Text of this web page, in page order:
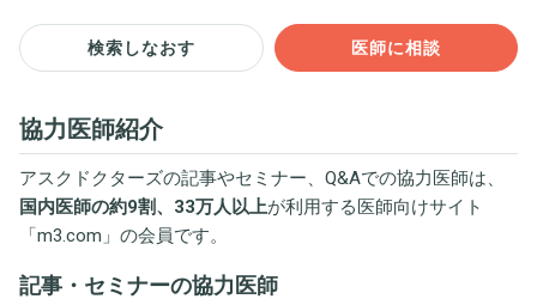
検索しなおす 医師に相談
協力医師紹介
アスクドクターズの記事やセミナー、Q&Aでの協力医師は、
国内医師の約9割、33万人以上が利用する医師向けサイト
「m3.com 」の会員です。
記事・セミナーの協力医師